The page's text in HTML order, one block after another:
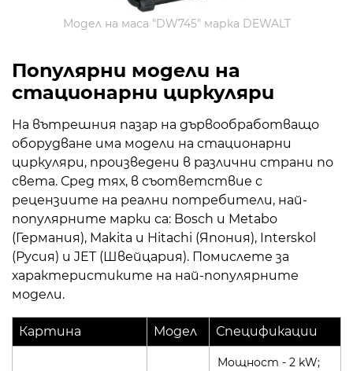
Модел на маса "DW745" марка DEWALT
Популярни модели на
стационарни циркуляри
На вътрешния пазар на дървообработващо
оборудване има модели на стационарни
циркуляри, произведени в различни страни по
света. Сред тях, в съответствие с
рецензиите на реални потребители, най-
популярните марки са: Bosch и Metabo
(Германия), Makita и Hitachi (Япония), Interskol
(Русия) и JET (Швейцария). Помислете за
характеристиките на най-популярните
модели.
Картина Модел Спецификации
Мощност - 2 kW;